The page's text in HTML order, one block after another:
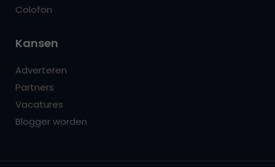
Colofon
Kansen
Adverteren
Partners
Vacatures
Blogger worden